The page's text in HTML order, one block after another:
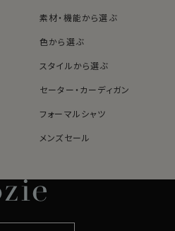
素材・機能から選ぶ
色から選ぶ
スタイルから選ぶ
セーター・カーディガン
フォーマルシャツ
メンズセール
袖・カフス型から選ぶ
柄から選ぶ
カフスボタン
サスペンダー